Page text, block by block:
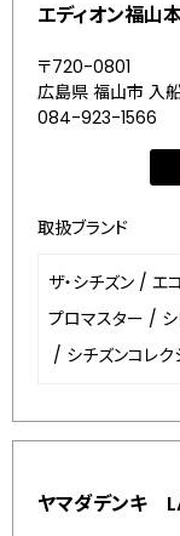
エディオン福山
〒720-0801
広島県 福山市 入
084-923-1566
取扱ブランド
ザ・シチズン / エ
プロマスター /
/ シチズンコレク
ヤマダデンキ